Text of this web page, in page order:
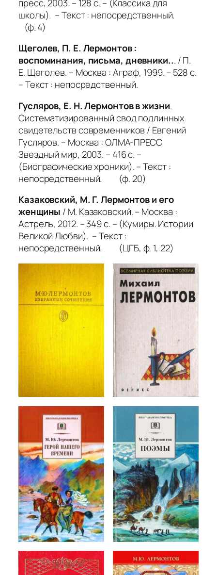
пресс, 2003. – 128 с. – (Классика для
школы). – Текст : непосредственный.
(ф. 4)
Щеголев, П. Е. Лермонтов :
воспоминания, письма, дневники... / П.
Е. Щеголев. – Москва : Аграф, 1999. – 528 с.
– Текст : непосредственный.
Гусляров, Е. Н. Лермонтов в жизни.
Систематизированный свод подлинных
свидетельств современников / Евгений
Гусляров. – Москва : ОЛМА-ПРЕСС
Звездный мир, 2003. – 416 с. –
(Биографические хроники). – Текст :
непосредственный. (ф. 20)
Казаковский, М. Г. Лермонтов и его
женщины / М. Казаковский. – Москва :
Астрель, 2012. – 349 с. – (Кумиры. Истории
Великой Любви). – Текст :
непосредственный. (ЦГБ, ф. 1, 22)